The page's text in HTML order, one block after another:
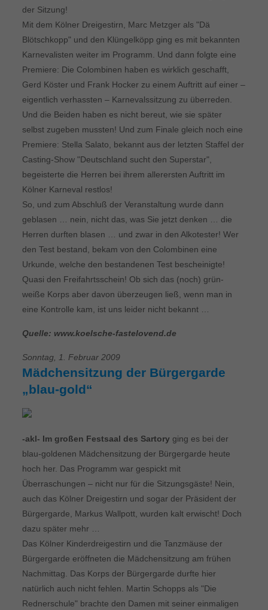
der Sitzung!
Mit dem Kölner Dreigestirn, Marc Metzger als "Dä
Blötschkopp" und den Klüngelköpp ging es mit bekannten
Karnevalisten weiter im Programm. Und dann folgte eine
Premiere: Die Colombinen haben es wirklich geschafft,
Gerd Köster und Frank Hocker zu einem Auftritt auf einer –
eigentlich verhassten – Karnevalssitzung zu überreden.
Und die Beiden haben es nicht bereut, wie sie später
selbst zugeben mussten! Und zum Finale gleich noch eine
Premiere: Stella Salato, bekannt aus der letzten Staffel der
Casting-Show "Deutschland sucht den Superstar",
begeisterte die Herren bei ihrem allerersten Auftritt im
Kölner Karneval restlos!
So, und zum Abschluß der Veranstaltung wurde dann
geblasen … nein, nicht das, was Sie jetzt denken … die
Herren durften blasen … und zwar in den Alkotester! Wer
den Test bestand, bekam von den Colombinen eine
Urkunde, welche den bestandenen Test bescheinigte!
Quasi den Freifahrtsschein! Ob sich das (noch) grün-
weiße Korps aber davon überzeugen ließ, wenn man in
eine Kontrolle kam, ist uns leider nicht bekannt …
Quelle: www.koelsche-fastelovend.de
Sonntag, 1. Februar 2009
Mädchensitzung der Bürgergarde
„blau-gold“
-akl- Im großen Festsaal des Sartoryging es bei der
blau-goldenen Mädchensitzung der Bürgergarde heute
hoch her. Das Programm war gespickt mit
Überraschungen – nicht nur für die Sitzungsgäste! Nein,
auch das Kölner Dreigestirn und sogar der Präsident der
Bürgergarde, Markus Wallpott, wurden kalt erwischt! Doch
dazu später mehr …
Das Kölner Kinderdreigestirn und die Tanzmäuse der
Bürgergarde eröffneten die Mädchensitzung am frühen
Nachmittag. Das Korps der Bürgergarde durfte hier
natürlich auch nicht fehlen. Martin Schopps als "Die
Rednerschule" brachte den Damen mit seiner einmaligen